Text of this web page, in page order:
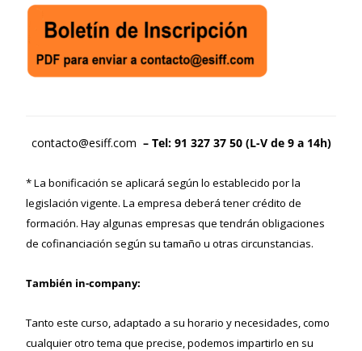
contacto@esiff.com – Tel: 91 327 37 50 (L-V de 9 a 14h)
* La bonificación se aplicará según lo establecido por la
legislación vigente. La empresa deberá tener crédito de
formación. Hay algunas empresas que tendrán obligaciones
de cofinanciación según su tamaño u otras circunstancias.
También in-company:
Tanto este curso, adaptado a su horario y necesidades, como
cualquier otro tema que precise, podemos impartirlo en su